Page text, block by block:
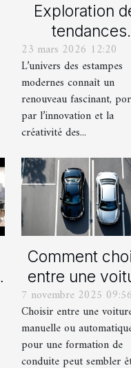
Exploration
tendances
actuelles en
estampes
modernes
23 mars 2026 12:20
L’univers des estampes
modernes connaît un
renouveau fascinant,
par l’innovation et la
créativité des...
Comment
entre une
manuelle ou
automatique
votre formation
conduite ?
7 novembre 2025 09:56
Choisir entre une
manuelle ou
pour une formation de
conduite peut sembler